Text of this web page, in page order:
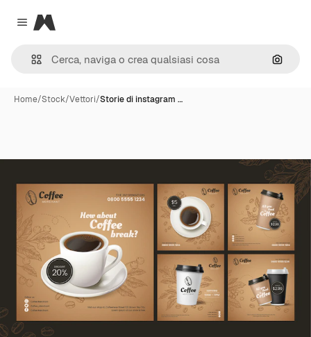
Close menu
Magnific
Cerca
Home/Stock/Vettori/Storie di instagram …